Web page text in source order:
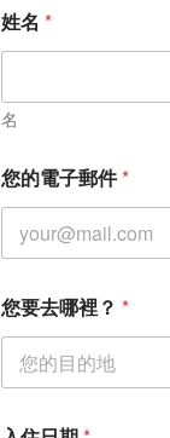
住
日
入
住
期
姓名 *
名
您的電子郵件*
您要去哪裡？ *